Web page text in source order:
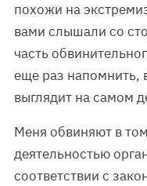
похожи на
вами слышали со
часть
еще раз напомнить,
выглядит на самом
Меня обвиняют в
деятельностью
соответствии с